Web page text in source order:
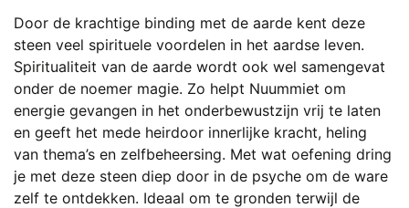
Door de krachtige binding met de aarde kent deze
steen veel spirituele voordelen in het aardse leven.
Spiritualiteit van de aarde wordt ook wel samengevat
onder de noemer magie. Zo helpt Nuummiet om
energie gevangen in het onderbewustzijn vrij te laten
en geeft het mede heirdoor innerlijke kracht, heling
van thema’s en zelfbeheersing. Met wat oefening dring
je met deze steen diep door in de psyche om de ware
zelf te ontdekken. Ideaal om te gronden terwijl de